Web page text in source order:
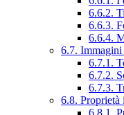
6.6.2.
6.6.3.
6.6.4.
6.7. Immagini
6.7.1.
6.7.2.
6.7.3.
6.8. Proprietà
6.8.1.